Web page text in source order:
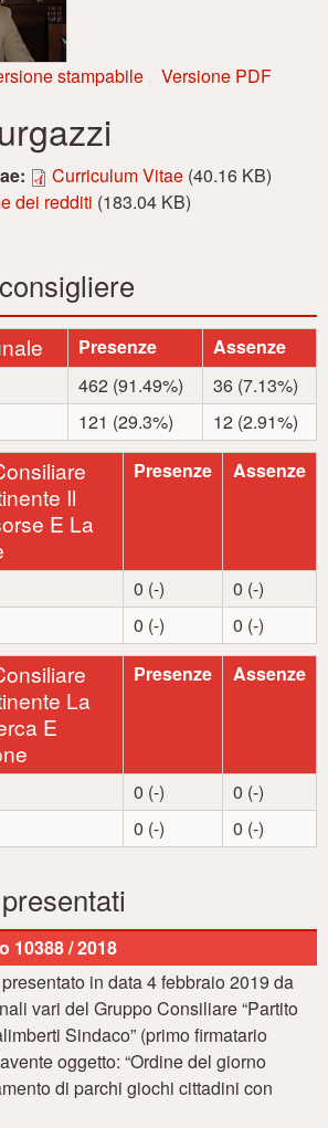
stampabile Versione PDF
Curriculum Vitae (40.16 KB)
dei redditi (183.04 KB)
Presenze
Assenze
462 (91.49%)
36 (7.13%)
121 (29.3%) 12 (2.91%)
Il
E La
Presenze Assenze
0 (-)
0 (-)
0 (-) 0 (-)
La
E
Presenze Assenze
0 (-)
0 (-)
0 (-) 0 (-)
10388 / 2018
in data 4 febbraio 2019 da
vari del Gruppo Consiliare “Partito
Sindaco” (primo firmatario
oggetto: “Ordine del giorno
di parchi giochi cittadini con